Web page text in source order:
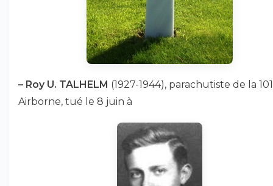
– Roy U. TALHELM (1927-1944), parachutiste de la
Airborne, tué le 8 juin à